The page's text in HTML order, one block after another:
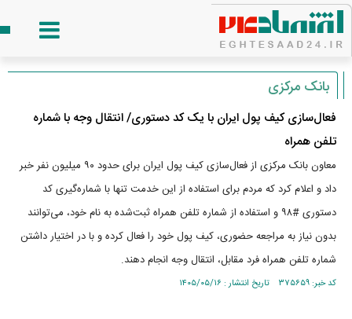
بانک مرکزی
فعال‌سازی کیف پول ایران با یک کد دستوری/ انتقال وجه با شماره
تلفن همراه
معاون بانک مرکزی از فعال‌سازی کیف پول ایران برای حدود ۹۰ میلیون نفر خبر
داد و اعلام کرد که مردم برای استفاده از این خدمت تنها با شماره‌گیری کد
دستوری #۹۸ و استفاده از شماره تلفن همراه ثبت‌شده به نام خود، می‌توانند
بدون نیاز به مراجعه حضوری، کیف پول خود را فعال کرده و با در اختیار داشتن
شماره تلفن همراه فرد مقابل، انتقال وجه انجام دهند.
کد خبر: ۳۷۵۶۵۹ تاریخ انتشار : ۱۴۰۵/۰۵/۱۶